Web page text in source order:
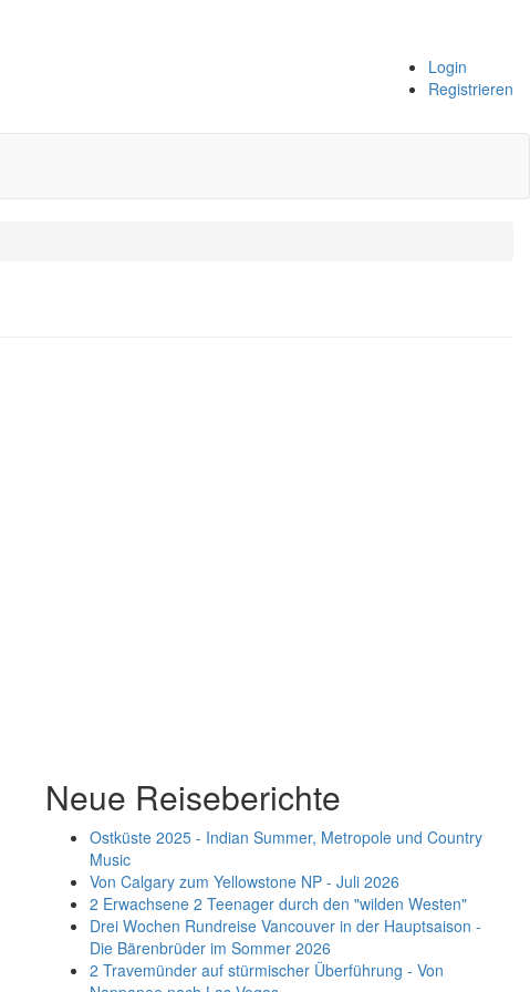
Login
Registrieren
Neue Reiseberichte
Ostküste 2025 - Indian Summer, Metropole und Country
Music
Von Calgary zum Yellowstone NP - Juli 2026
2 Erwachsene 2 Teenager durch den "wilden Westen"
Drei Wochen Rundreise Vancouver in der Hauptsaison -
Die Bärenbrüder im Sommer 2026
2 Travemünder auf stürmischer Überführung - Von